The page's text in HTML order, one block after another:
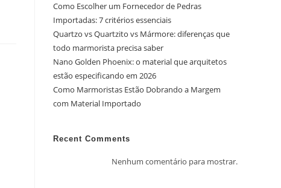
Como Escolher um Fornecedor de Pedras
Importadas: 7 critérios essenciais
Quartzo vs Quartzito vs Mármore: diferenças que
todo marmorista precisa saber
Nano Golden Phoenix: o material que arquitetos
estão especificando em 2026
Como Marmoristas Estão Dobrando a Margem
com Material Importado
Recent Comments
Nenhum comentário para mostrar.